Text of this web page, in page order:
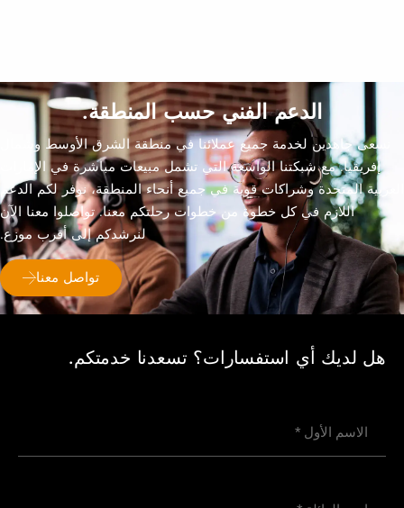
الدعم الفني حسب المنطقة.
نسعى جاهدين لخدمة جميع عملائنا في منطقة الشرق الأوسط وشمال
إفريقيا. مع شبكتنا الواسعة التي تشمل مبيعات مباشرة في الإمارات
العربية المتحدة وشراكات قوية في جميع أنحاء المنطقة، نوفر لكم الدعم
اللازم في كل خطوة من خطوات رحلتكم معنا. تواصلوا معنا الآن
لنرشدكم إلى أقرب موزع.
تواصل معنا
هل لديك أي استفسارات؟ تسعدنا خدمتكم.